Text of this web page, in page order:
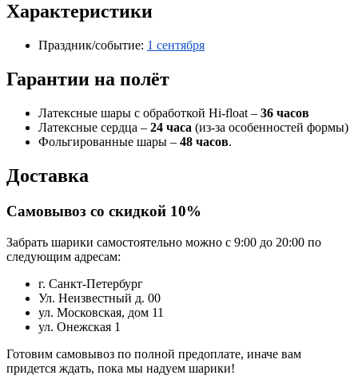
Характеристики
Праздник/событие: 1 сентября
Гарантии на полёт
Латексные шары с обработкой Hi-float – 36 часов
Латексные сердца – 24 часа (из-за особенностей формы)
Фольгированные шары – 48 часов.
Доставка
Самовывоз со скидкой 10%
Забрать шарики самостоятельно можно с 9:00 до 20:00 по
следующим адресам:
г. Санкт-Петербург
Ул. Неизвестный д. 00
ул. Московская, дом 11
ул. Онежская 1
Готовим самовывоз по полной предоплате, иначе вам
придется ждать, пока мы надуем шарики!